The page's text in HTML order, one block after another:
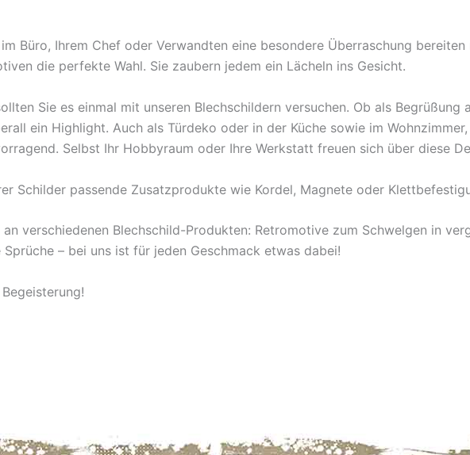
Büro, Ihrem Chef oder Verwandten eine besondere Überraschung bereiten
die perfekte Wahl. Sie zaubern jedem ein Lächeln ins Gesicht.
Sie es einmal mit unseren Blechschildern versuchen. Ob als Begrüßung
ein Highlight. Auch als Türdeko oder in der Küche sowie im Wohnzimmer,
Selbst Ihr Hobbyraum oder Ihre Werkstatt freuen sich über diese
Schilder passende Zusatzprodukte wie Kordel, Magnete oder
verschiedenen Blechschild-Produkten: Retromotive zum Schwelgen in
– bei uns ist für jeden Geschmack etwas dabei!